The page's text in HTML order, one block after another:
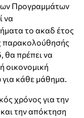
Προγραμμάτων
να
το ακαδ έτος
παρακολούθησής
θα πρέπει να
οικονομική
κάθε μάθημα.
χρόνος για την
την απόκτηση